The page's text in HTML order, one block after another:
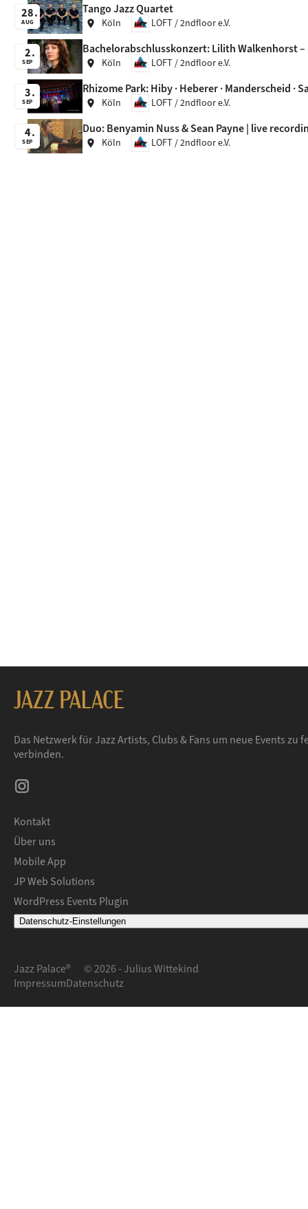
28
AUG
Tango Jazz Quartet
location_on Köln LOFT / 2ndfloor e.V.
2
SEP
Bachelorabschlusskonzert: Lilith Walkenhorst –
location_on Köln LOFT / 2ndfloor e.V.
3
SEP
Rhizome Park: Hiby · Heberer · Manderscheid ·
location_on Köln LOFT / 2ndfloor e.V.
4
SEP
Duo: Benyamin Nuss & Sean Payne | live
location_on Köln LOFT / 2ndfloor e.V.
Das Netzwerk für Jazz Artists, Clubs & Fans um neue Events zu
verbinden.
Kontakt
Über uns
Mobile App
JP Web Solutions
WordPress Events Plugin
Datenschutz-Einstellungen
Jazz Palace®
© 2026 - Julius Wittekind
ImpressumDatenschutz